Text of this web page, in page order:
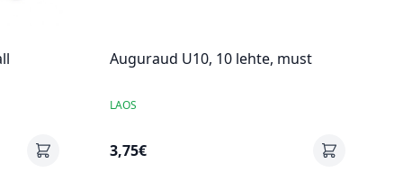
Auguraud U10, 10 lehte, must
LAOS
3,75€